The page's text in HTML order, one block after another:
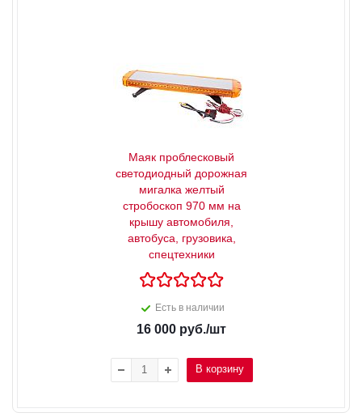
Маяк проблесковый
светодиодный дорожная
мигалка желтый
стробоскоп 970 мм на
крышу автомобиля,
автобуса, грузовика,
спецтехники
Есть в наличии
16 000 руб./шт
В корзину